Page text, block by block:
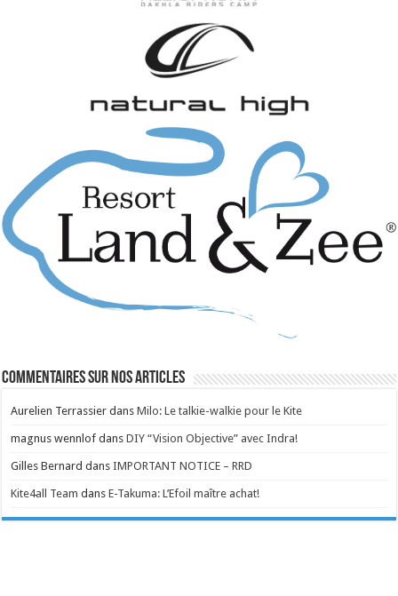
Commentaires sur nos articles
Aurelien Terrassier dansMilo: Le talkie-walkie pour le Kite
magnus wennlof dansDIY “Vision Objective” avec Indra!
Gilles Bernard dansIMPORTANT NOTICE – RRD
Kite4all Team dansE-Takuma: L’Efoil maître achat!